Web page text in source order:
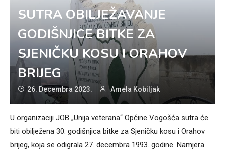
SUTRA OBILJEŽAVANJE
GODIŠNJICE BITKE ZA
SJENIČKU KOSU I ORAHOV
BRIJEG
26. Decembra 2023. Amela Kobiljak
U organizaciji JOB „Unija veterana“ Općine Vogošća sutra će
biti obilježena 30. godišnjica bitke za Sjeničku kosu i Orahov
brijeg, koja se odigrala 27. decembra 1993. godine. Namjera